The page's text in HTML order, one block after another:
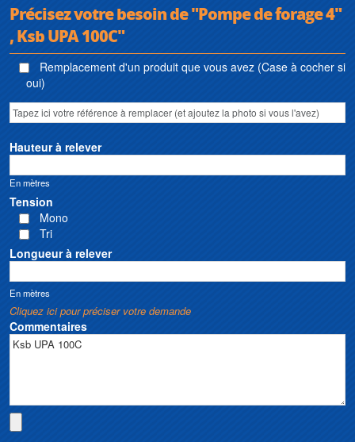
Précisez votre besoin de "Pompe de forage 4"
, Ksb UPA 100C"
Remplacement d'un produit que vous avez (Case à cocher si
oui)
Hauteur à relever
En mètres
Tension
Mono
Tri
Longueur à relever
En mètres
Cliquez ici pour préciser votre demande
Commentaires